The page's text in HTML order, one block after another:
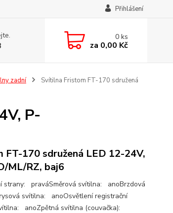
Přihlášení
0ks
za 0,00 Kč
zadní
Svítilna Fristom FT-170 sdružená
P-
170 sdružená LED 12-24V,
ML/RZ, baj6
strany: praváSměrová svítilna: anoBrzdová
svítilna: anoOsvětlení registrační
anoZpětná svítilna (couvačka):